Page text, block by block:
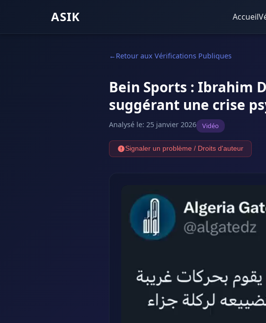
ASIK Accueil
Retour aux Vérifications Publiques
Bein Sports : Ibrahim
suggérant une crise
Analysé le: 25 janvier 2026 Vidéo
Signaler un problème / Droits d'auteur